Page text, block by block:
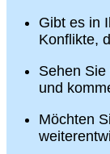
Gibt es in
Konflikte,
Sehen
und
Möchten